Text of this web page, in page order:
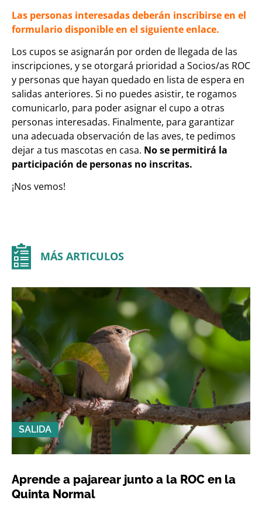
Las personas interesadas deberán inscribirse en el
formulario disponible en el siguiente enlace.
Los cupos se asignarán por orden de llegada de las
inscripciones, y se otorgará prioridad a Socios/as ROC
y personas que hayan quedado en lista de espera en
salidas anteriores. Si no puedes asistir, te rogamos
comunicarlo, para poder asignar el cupo a otras
personas interesadas. Finalmente, para garantizar
una adecuada observación de las aves, te pedimos
dejar a tus mascotas en casa. No se permitirá la
participación de personas no inscritas.
¡Nos vemos!
MÁS ARTICULOS
SALIDA
Aprende a pajarear junto a la ROC en la
Quinta Normal